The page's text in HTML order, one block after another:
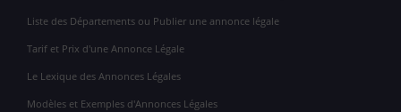
Liste des Départements ou Publier une annonce légale
Tarif et Prix d'une Annonce Légale
Le Lexique des Annonces Légales
Modèles et Exemples d'Annonces Légales